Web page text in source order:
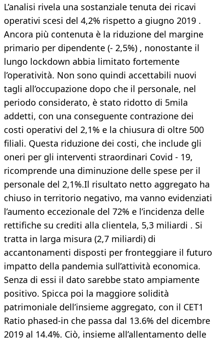
L’analisi rivela una sostanziale tenuta dei ricavi
operativi scesi del 4,2% rispetto a giugno 2019 .
Ancora più contenuta è la riduzione del margine
primario per dipendente (- 2,5%) , nonostante il
lungo lockdown abbia limitato fortemente
l’operatività. Non sono quindi accettabili nuovi
tagli all’occupazione dopo che il personale, nel
periodo considerato, è stato ridotto di 5mila
addetti, con una conseguente contrazione dei
costi operativi del 2,1% e la chiusura di oltre 500
filiali. Questa riduzione dei costi, che include gli
oneri per gli interventi straordinari Covid - 19,
ricomprende una diminuzione delle spese per il
personale del 2,1%.Il risultato netto aggregato ha
chiuso in territorio negativo, ma vanno evidenziati
l’aumento eccezionale del 72% e l’incidenza delle
rettifiche su crediti alla clientela, 5,3 miliardi . Si
tratta in larga misura (2,7 miliardi) di
accantonamenti disposti per fronteggiare il futuro
impatto della pandemia sull’attività economica.
Senza di essi il dato sarebbe stato ampiamente
positivo. Spicca poi la maggiore solidità
patrimoniale dell’insieme aggregato, con il CET1
Ratio phased-in che passa dal 13.6% del dicembre
2019 al 14.4%. Ciò, insieme all’allentamento delle